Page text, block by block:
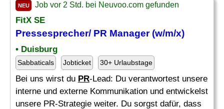
NEU Job vor 2 Std. bei Neuvoo.com gefunden
FitX SE
Pressesprecher/ PR Manager(w/m/x)
• Duisburg
Sabbaticals Jobticket 30+ Urlaubstage
Bei uns wirst du PR-Lead: Du verantwortest unsere
interne und externe Kommunikation und entwickelst
unsere PR-Strategie weiter. Du sorgst dafür, dass